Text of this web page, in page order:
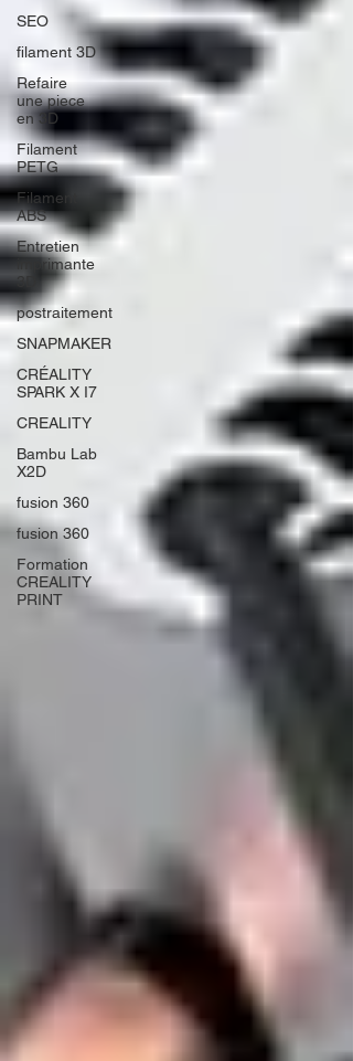
SEO
filament 3D
Refaire
une piece
en 3D
Filament
PETG
Filament
ABS
Entretien
imprimante
3D
postraitement
SNAPMAKER
CRÉALITY
SPARK X I7
CREALITY
Bambu Lab
X2D
fusion 360
fusion 360
Formation
CREALITY
PRINT